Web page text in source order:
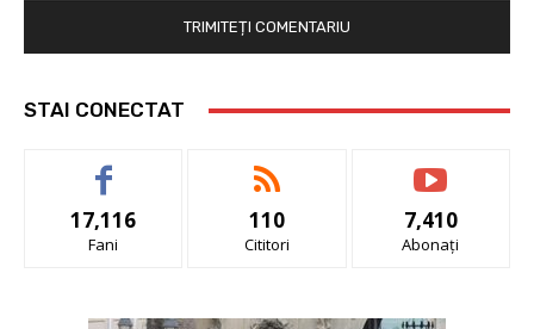
STAI CONECTAT
17,116
Fani
110
Cititori
7,410
Abonați